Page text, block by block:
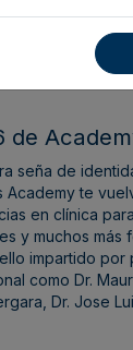
donde
de
seña de
Academy te
en clínica
y muchos más
impartido por
como Dr.
Dr. Jose